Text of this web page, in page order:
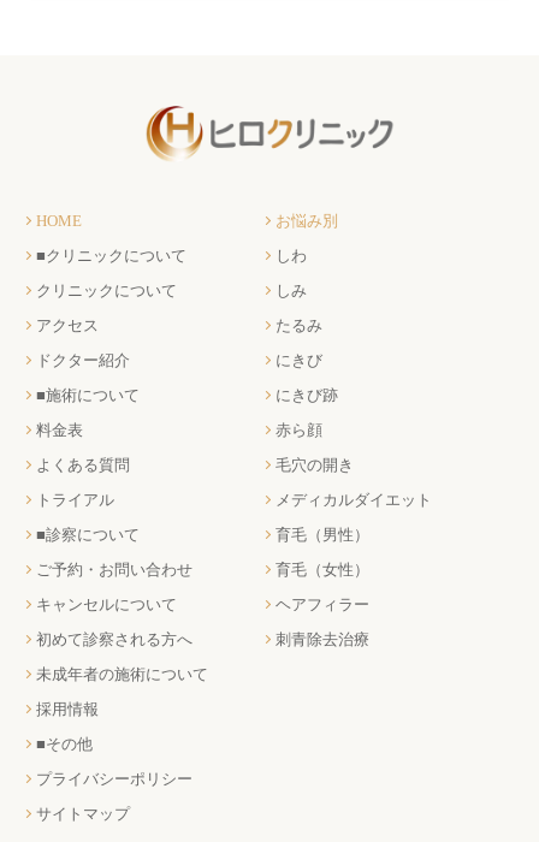
HOME
■クリニックについて
クリニックについて
アクセス
ドクター紹介
■施術について
料金表
よくある質問
トライアル
■診察について
ご予約・お問い合わせ
キャンセルについて
初めて診察される方へ
未成年者の施術について
採用情報
■その他
プライバシーポリシー
サイトマップ
お悩み別
しわ
しみ
たるみ
にきび
にきび跡
赤ら顔
毛穴の開き
メディカルダイエット
育毛（男性）
育毛（女性）
ヘアフィラー
刺青除去治療